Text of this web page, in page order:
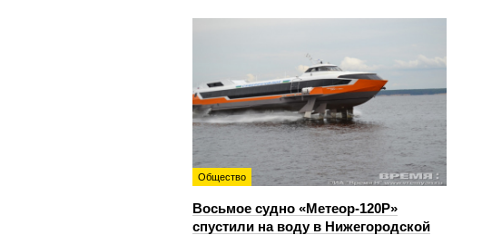
Общество
Восьмое судно «Метеор-120Р»
спустили на воду в Нижегородской